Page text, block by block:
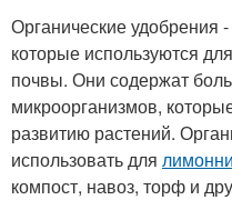
Органические удобрения
которые используются
почвы. Они содержат
микроорганизмов,
развитию растений.
использовать для
компост, навоз, торф и